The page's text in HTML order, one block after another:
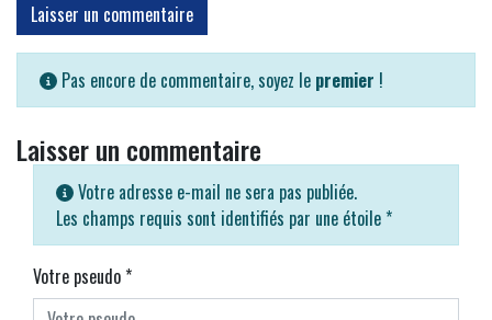
Laisser un commentaire
Pas encore de commentaire, soyez le premier !
Laisser un commentaire
Votre adresse e-mail ne sera pas publiée.
Les champs requis sont identifiés par une étoile *
Votre pseudo*